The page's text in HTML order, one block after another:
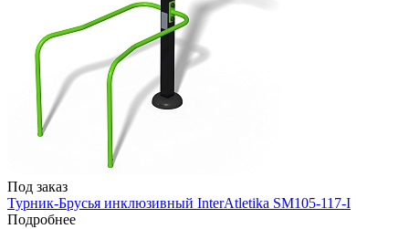
Под заказ
Турник-Брусья инклюзивный InterAtletika SM105-117-I
Подробнее